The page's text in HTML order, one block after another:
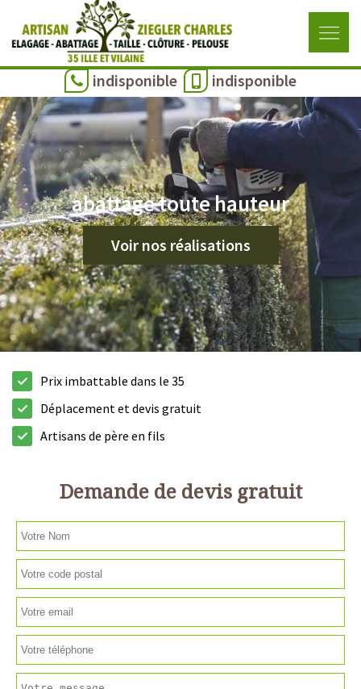
indisponible indisponible
abattage toute hauteur
Voir nos réalisations
Prix imbattable dans le 35
Déplacement et devis gratuit
Artisans de père en fils
Demande de devis gratuit